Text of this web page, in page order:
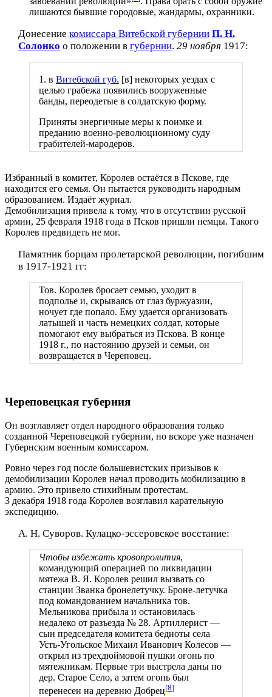
лишаются бывшие городовые, жандармы, охранники.
Донесение комиссара Витебской губернии П. Н.
Солонко о положении в губернии. 29 ноября 1917:
1. в Витебской губ. [в] некоторых уездах с
целью грабежа появились вооруженные
банды, переодетые в солдатскую форму.
Приняты энергичные меры к поимке и
преданию военно-революционному суду
грабителей-мародеров.
Избранный в комитет, Королев остаётся в Пскове, где
находится его семья. Он пытается руководить народным
образованием. Издаёт журнал.
Демобилизация привела к тому, что в отсутствии русской
армии, 25 февраля 1918 года в Псков пришли немцы. Такого
Королев предвидеть не мог.
Памятник борцам пролетарской революции, погибшим
в 1917-1921 гг:
Тов. Королев бросает семью, уходит в
подполье и, скрываясь от глаз буржуазии,
ночует где попало. Ему удается организовать
латышей и часть немецких солдат, которые
помогают ему выбраться из Пскова. В конце
1918 г., по настоянию друзей и семьи, он
возвращается в Череповец.
Череповецкая губерния
Он возглавляет отдел народного образования только
созданной Череповецкой губернии, но вскоре уже назначен
Губернским военным комиссаром.
Ровно через год после большевистских призывов к
демобилизации Королев начал проводить мобилизацию в
армию. Это привело стихийным протестам.
3 декабря 1918 года Королев возглавил карательную
экспедицию.
А. Н. Суворов. Кулацко-эссеровское восстание:
Чтобы избежать кровопролития,
командующий операцией по ликвидации
мятежа В. Я. Королев решил вызвать со
станции Званка бронелетучку. Броне-летучка
под командованием начальника тов.
Мельникова прибыла и остановилась
недалеко от разъезда № 28. Артиллерист —
сын председателя комитета бедноты села
Усть-Угольское Михаил Иванович Колесов —
открыл из трехдюймовой пушки огонь по
мятежникам. Первые три выстрела даны по
дер. Старое Село, а затем огонь был
перенесен на деревню Добрец[8]